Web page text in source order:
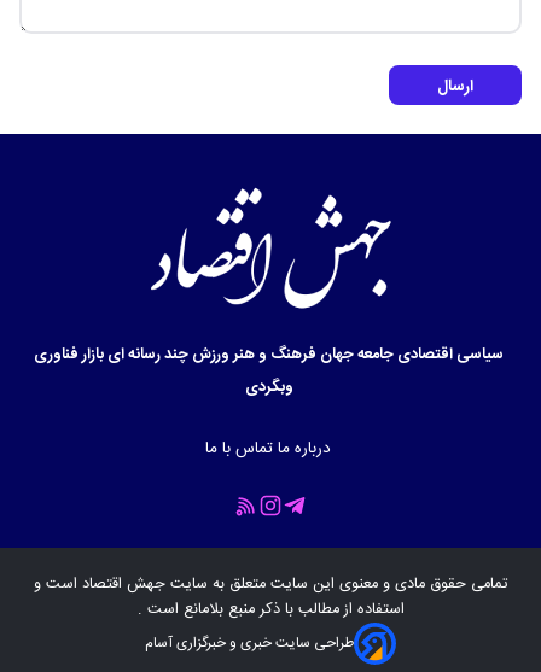
ارسال
سیاسیاقتصادیجامعهجهان فرهنگ و هنرورزشچند رسانه ایبازارفناوری
وبگردی
درباره ماتماس با ما
تمامی حقوق مادی و معنوی این سایت متعلق به سایتجهش اقتصاد است و
استفاده از مطالب با ذکر منبع بلامانع است .
طراحی سایت خبری و خبرگزاری آسام